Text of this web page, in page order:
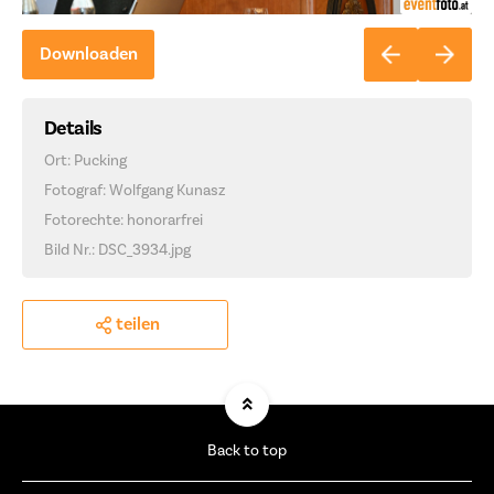
Downloaden
Details
Ort: Pucking
Fotograf: Wolfgang Kunasz
Fotorechte: honorarfrei
Bild Nr.: DSC_3934.jpg
teilen
Back to top